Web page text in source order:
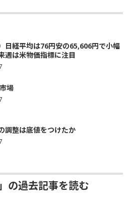
日経平均は76円安の65,606円で小幅
は米物価指標に注目
場
調整は底値をつけたか
の過去記事を読む